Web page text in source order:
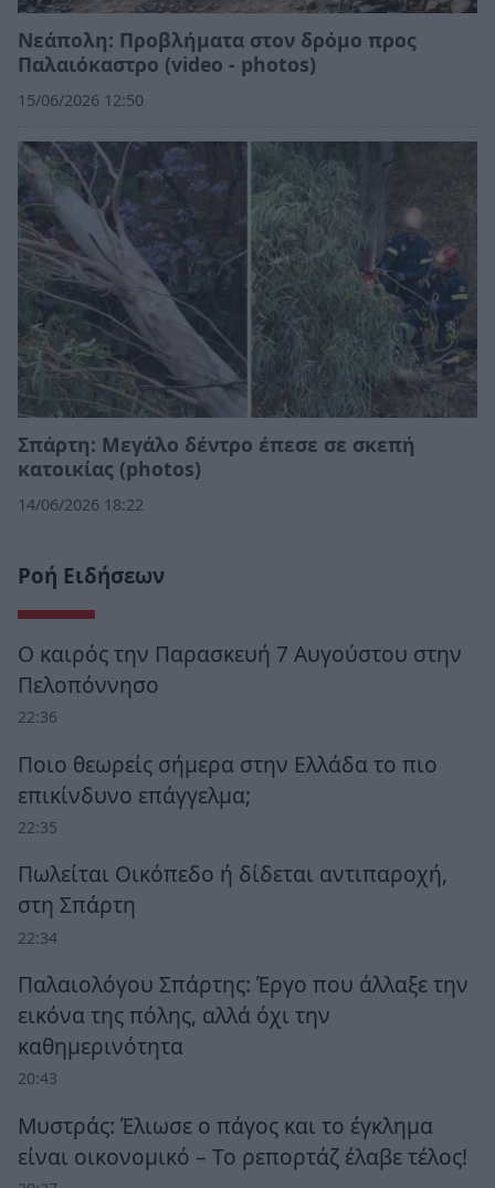
Νεάπολη: Προβλήματα στον δρόμο προς
Παλαιόκαστρο (video - photos)
15/06/2026 12:50
Σπάρτη: Μεγάλο δέντρο έπεσε σε σκεπή
κατοικίας (photos)
14/06/2026 18:22
Ροή Ειδήσεων
Ο καιρός την Παρασκευή 7 Αυγούστου στην
Πελοπόννησο
22:36
Ποιο θεωρείς σήμερα στην Ελλάδα το πιο
επικίνδυνο επάγγελμα;
22:35
Πωλείται Οικόπεδο ή δίδεται αντιπαροχή,
στη Σπάρτη
22:34
Παλαιολόγου Σπάρτης: Έργο που άλλαξε την
εικόνα της πόλης, αλλά όχι την
καθημερινότητα
20:43
Μυστράς: Έλιωσε ο πάγος και το έγκλημα
είναι οικονομικό – Το ρεπορτάζ έλαβε τέλος!